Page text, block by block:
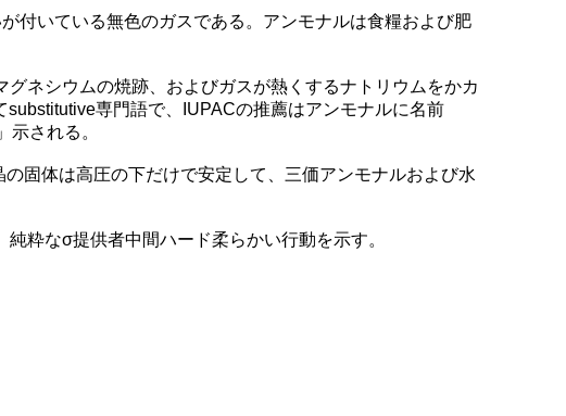
付いている無色のガスである。アンモナルは食糧および肥
ネシウムの焼跡、およびガスが熱くするナトリウムをかカ
専門語で、IUPACの推薦はアンモナルに名前
される。
固体は高圧の下だけで安定して、三価アンモナルおよび水
粋なσ提供者中間ハード柔らかい行動を示す。